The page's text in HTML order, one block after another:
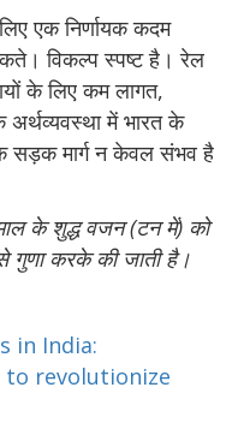
एक निर्णायक कदम
विकल्प स्पष्ट है। रेल
के लिए कम लागत,
अर्थव्यवस्था में भारत के
सड़क मार्ग न केवल संभव है
के शुद्ध वजन (टन में) को
गुणा करके की जाती है।
in India:
revolutionize